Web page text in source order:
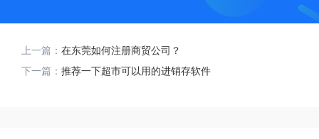
上一篇： 在东莞如何注册商贸公司？
下一篇： 推荐一下超市可以用的进销存软件